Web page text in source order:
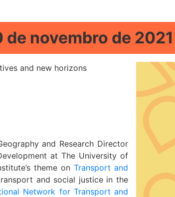
de novembro de 2021
and new horizons
and Research Director
at The University of
theme on Transport and
and social justice in the
Network for Transport and